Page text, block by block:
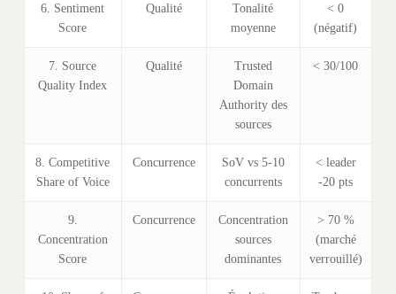
6. Sentiment
Score
Qualité
Tonalité
moyenne
< 0
(négatif)
7. Source
Quality Index
Qualité
Trusted
Domain
Authority des
sources
< 30/100
8. Competitive
Share of Voice
Concurrence
SoV vs 5-10
concurrents
< leader
-20 pts
9.
Concentration
Score
Concurrence
Concentration
sources
dominantes
> 70 %
(marché
verrouillé)